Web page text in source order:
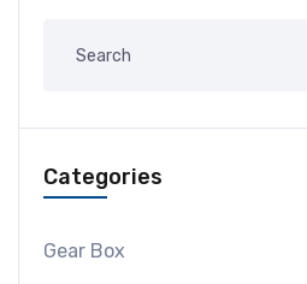
Categories
Gear Box